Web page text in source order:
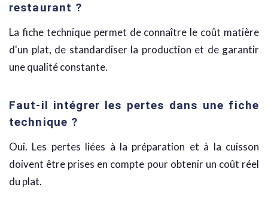
restaurant ?
La fiche technique permet de connaître le coût matière
d'un plat, de standardiser la production et de garantir
une qualité constante.
Faut-il intégrer les pertes dans une fiche
technique ?
Oui. Les pertes liées à la préparation et à la cuisson
doivent être prises en compte pour obtenir un coût réel
du plat.